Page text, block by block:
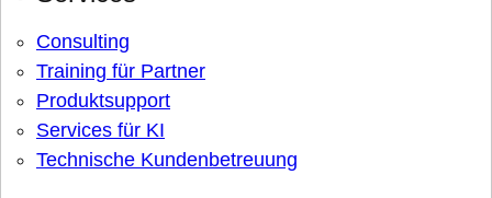
Consulting
Training für Partner
Produktsupport
Services für KI
Technische Kundenbetreuung